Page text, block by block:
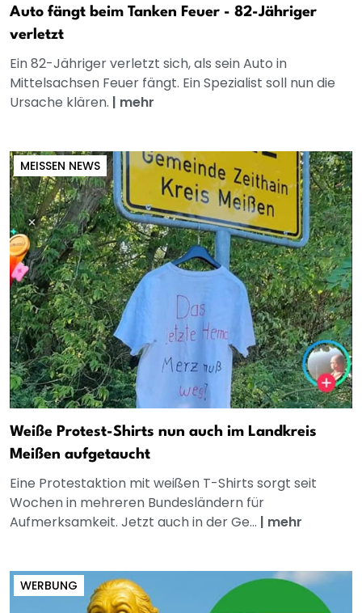
Auto fängt beim Tanken Feuer - 82-Jähriger
verletzt
Ein 82-Jähriger verletzt sich, als sein Auto in
Mittelsachsen Feuer fängt. Ein Spezialist soll nun die
Ursache klären. | mehr
MEISSEN NEWS
Weiße Protest-Shirts nun auch im Landkreis
Meißen aufgetaucht
Eine Protestaktion mit weißen T-Shirts sorgt seit
Wochen in mehreren Bundesländern für
Aufmerksamkeit. Jetzt auch in der Ge... | mehr
WERBUNG